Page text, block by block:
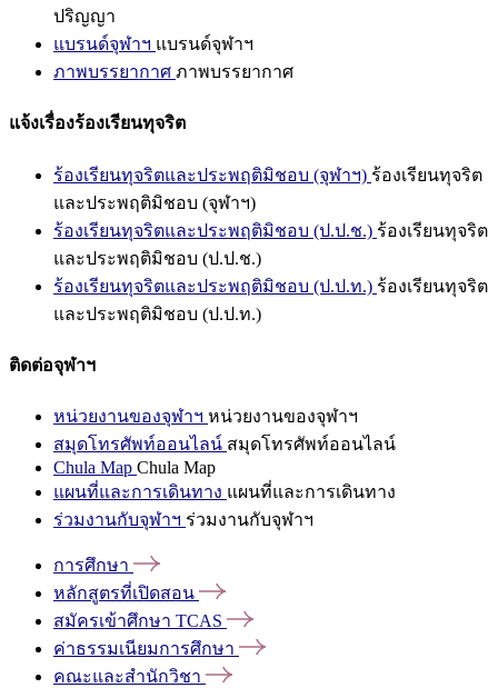
ปริญญา
แบรนด์จุฬาฯ แบรนด์จุฬาฯ
ภาพบรรยากาศ ภาพบรรยากาศ
แจ้งเรื่องร้องเรียนทุจริต
ร้องเรียนทุจริตและประพฤติมิชอบ (จุฬาฯ) ร้องเรียนทุจริต
และประพฤติมิชอบ (จุฬาฯ)
ร้องเรียนทุจริตและประพฤติมิชอบ (ป.ป.ช.) ร้องเรียนทุจริต
และประพฤติมิชอบ (ป.ป.ช.)
ร้องเรียนทุจริตและประพฤติมิชอบ (ป.ป.ท.) ร้องเรียนทุจริต
และประพฤติมิชอบ (ป.ป.ท.)
ติดต่อจุฬาฯ
หน่วยงานของจุฬาฯ หน่วยงานของจุฬาฯ
สมุดโทรศัพท์ออนไลน์ สมุดโทรศัพท์ออนไลน์
Chula Map Chula Map
แผนที่และการเดินทาง แผนที่และการเดินทาง
ร่วมงานกับจุฬาฯ ร่วมงานกับจุฬาฯ
การศึกษา
หลักสูตรที่เปิดสอน
สมัครเข้าศึกษา TCAS
ค่าธรรมเนียมการศึกษา
คณะและสำนักวิชา